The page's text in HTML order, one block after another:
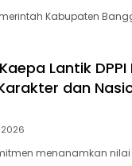
Kabupaten
Lantik
dan
2026
menanamkan